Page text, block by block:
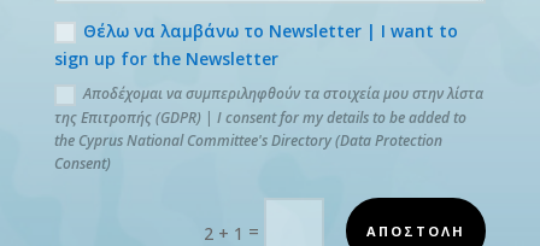
Θέλω να λαμβάνω το Newsletter | I want to
sign up for the Newsletter
Αποδέχομαι να συμπεριληφθούν τα στοιχεία μου στην λίστα
της Επιτροπής (GDPR) | I consent for my details to be added to
the Cyprus National Committee's Directory (Data Protection
Consent)
2 + 1 = ΑΠΟΣΤΟΛΗ